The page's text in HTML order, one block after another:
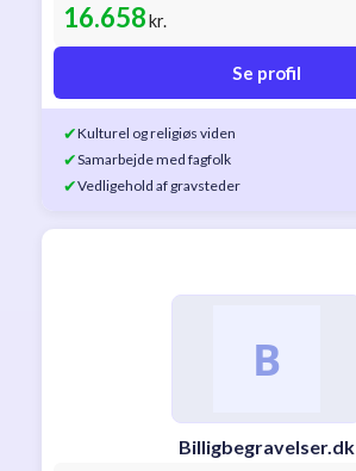
16.658kr.
Se profil
✔Kulturel og religiøs viden
✔Samarbejde med fagfolk
✔Vedligehold af gravsteder
Billigbegravelser.dk